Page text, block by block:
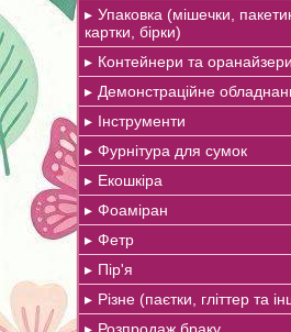
Упаковка (мішечки,
картки, бірки)
Контейнери та оранайзери
Демонстраційне
Інструменти
Фурнітура для сумок
Екошкіра
Фоаміран
Фетр
Пір'я
Різне (паєтки, гліттер та